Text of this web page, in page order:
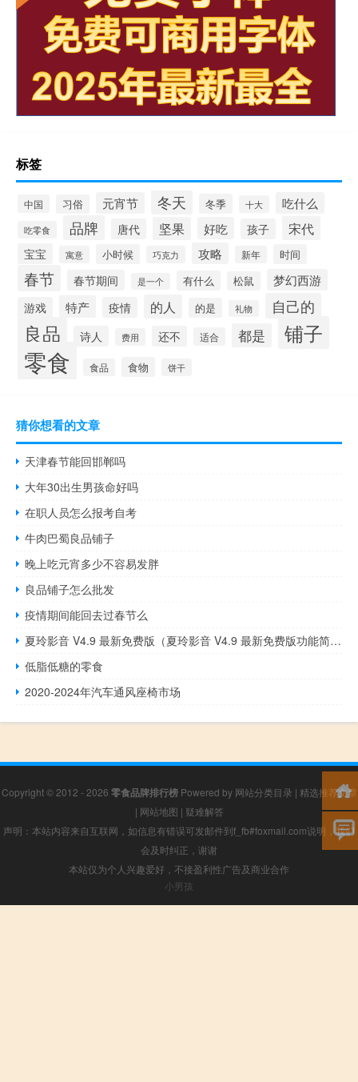
标签
中国 习俗 元宵节 冬天 冬季 十大 吃什么
吃零食 品牌 唐代 坚果 好吃 孩子 宋代
宝宝 寓意 小时候 巧克力 攻略 新年 时间
春节 春节期间 是一个 有什么 松鼠 梦幻西游
游戏 特产 疫情 的人 的是 礼物 自己的
良品 诗人 费用 还不 适合 都是 铺子
零食 食品 食物 饼干
猜你想看的文章
天津春节能回邯郸吗
大年30出生男孩命好吗
在职人员怎么报考自考
牛肉巴蜀良品铺子
晚上吃元宵多少不容易发胖
良品铺子怎么批发
疫情期间能回去过春节么
夏玲影音 V4.9 最新免费版（夏玲影音 V4.9 最新免费版功能简介）
低脂低糖的零食
2020-2024年汽车通风座椅市场
Copyright © 2012 - 2026 零食品牌排行榜Powered by 网站分类目录 | 精选推荐文章
| 网站地图 | 疑难解答
声明：本站内容来自互联网，如信息有错误可发邮件到f_fb#foxmail.com说明，我们
会及时纠正，谢谢
本站仅为个人兴趣爱好，不接盈利性广告及商业合作
小男孩